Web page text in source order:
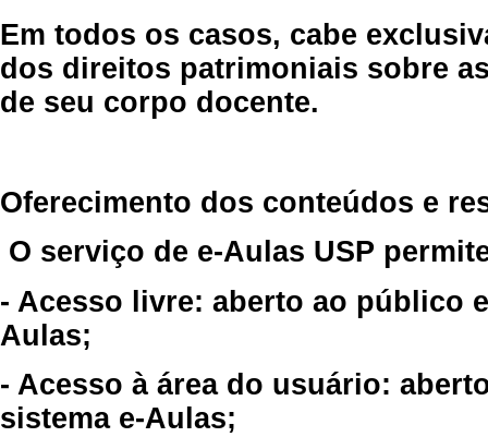
Em todos os casos, cabe
dos direitos patrimoniais sobre
de seu corpo docente.
Oferecimento dos conteúdos e
O serviço de e-Aulas USP
- Acesso livre: aberto ao público
Aulas;
- Acesso à área do usuário:
sistema e-Aulas;